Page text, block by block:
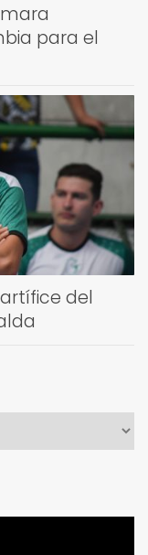
para el
del